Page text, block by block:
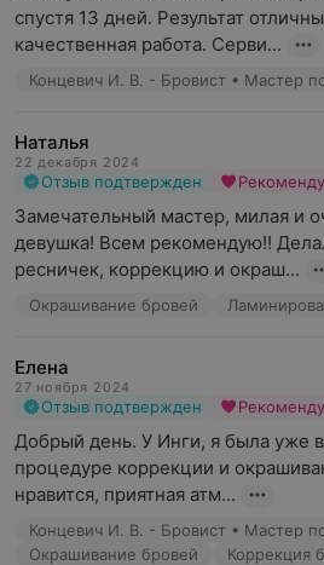
спустя 13 дней. Результат
качественная работа. Серви...
Наталья
22 декабря 2024
Отзыв подтвержден
Замечательный мастер, милая и
девушка! Всем рекомендую!!
ресничек, коррекцию и окраш...
Окрашивание бровей
Елена
27 ноября 2024
Отзыв подтвержден
Добрый день. У Инги, я была уже
процедуре коррекции и
нравится, приятная атм...
Окрашивание бровей
Коррекция